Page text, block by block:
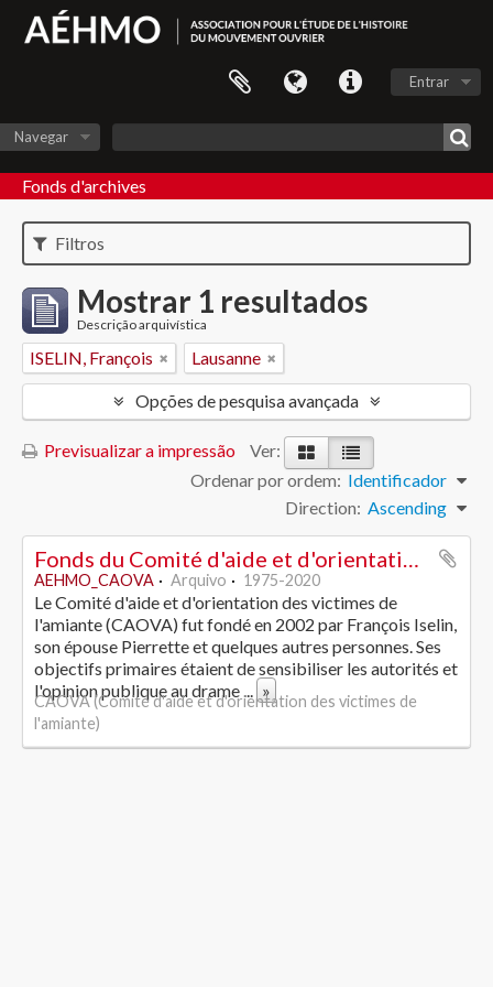
Entrar
Navegar
Fonds d'archives
Filtros
Mostrar 1 resultados
Descrição arquivística
ISELIN, François Lausanne
Opções de pesquisa avançada
Previsualizar a impressão
Ver:
Ordenar por ordem: Identificador
Direction: Ascending
Fonds du Comité d'aide et d'orientation des victimes de l'amiante
AEHMO_CAOVA Arquivo 1975-2020
Le Comité d'aide et d'orientation des victimes de
l'amiante (CAOVA) fut fondé en 2002 par François Iselin,
son épouse Pierrette et quelques autres personnes. Ses
objectifs primaires étaient de sensibiliser les autorités et
l'opinion publique au drame... »
CAOVA (Comité d'aide et d'orientation des victimes de
l'amiante)